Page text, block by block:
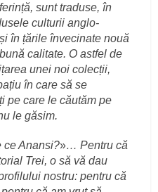
sunt traduse, în
culturii anglo-
în țările învecinate nouă
calitate. O astfel de
unei noi colecții,
în care să se
pe care le căutăm pe
le găsim.
ce Anansi?»… Pentru că
Trei, o să vă dau
nostru: pentru că